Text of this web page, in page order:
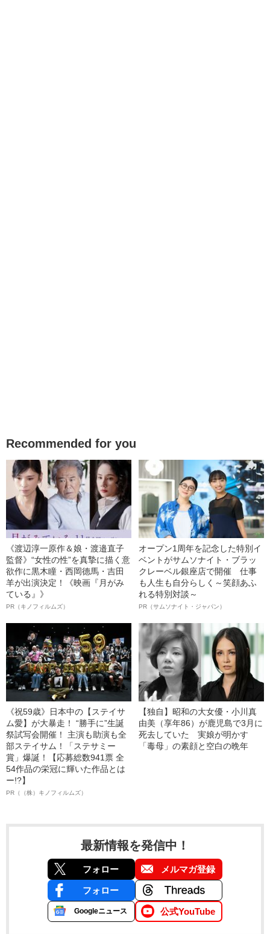
Recommended for you
《渡辺淳一原作＆娘・渡邉直子
監督》“女性の性”を真摯に描く意
欲作に黒木瞳・西岡德馬・吉田
羊が出演決定！《映画『月がみ
ている』》
PR（キノフィルムズ）
オープン1周年を記念した特別イ
ベントがサムソナイト・ブラッ
クレーベル銀座店で開催 仕事
も人生も自分らしく～笑顔あふ
れる特別対談～
PR（サムソナイト・ジャパン）
《祝59歳》日本中の【ステイサ
ム愛】が大暴走！ “勝手に”生誕
祭試写会開催！ 主演も助演も全
部ステイサム！「ステサミー
賞」爆誕！【応募総数941票 全
54作品の栄冠に輝いた作品とは
ー!?】
PR（（株）キノフィルムズ）
【独自】昭和の大女優・小川真
由美（享年86）が鹿児島で3月に
死去していた 実娘が明かす
「毒母」の素顔と空白の晩年
最新情報を発信中！
フォロー メルマガ登録
フォロー
Googleニュース 公式YouTube